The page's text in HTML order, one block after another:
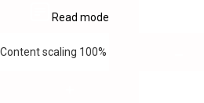
Read mode
Content scaling 100%